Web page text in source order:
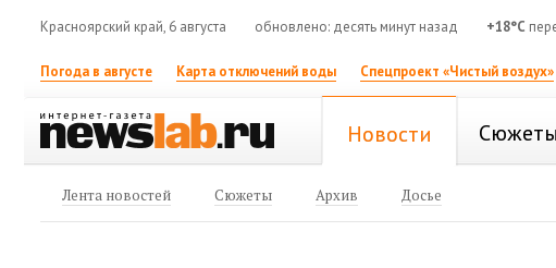
Красноярский край, 6 августа обновлено: десять минут назад +18°C
Погода в августе Карта отключений воды Спецпроект «Чистый воздух»
Новости Сюжеты
Лента новостей Сюжеты Архив Досье